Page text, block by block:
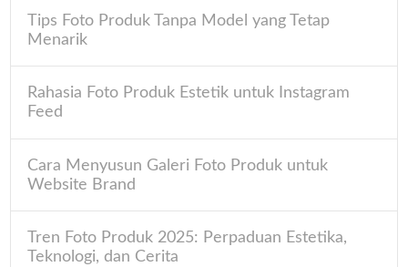
Tips Foto Produk Tanpa Model yang Tetap
Menarik
Rahasia Foto Produk Estetik untuk Instagram
Feed
Cara Menyusun Galeri Foto Produk untuk
Website Brand
Tren Foto Produk 2025: Perpaduan Estetika,
Teknologi, dan Cerita